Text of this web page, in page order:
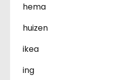
hema
huizen
ikea
ing